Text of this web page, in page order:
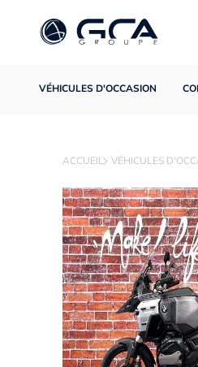
VÉHICULES D'OCCASION
ACCUEIL VÉHICULES